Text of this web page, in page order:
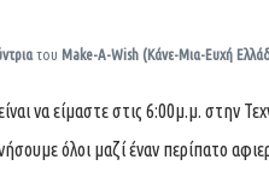
του Make-A-Wish (Κάνε-Μια-Ευχή
να είμαστε στις 6:00μ.μ. στην
όλοι μαζί έναν περίπατο